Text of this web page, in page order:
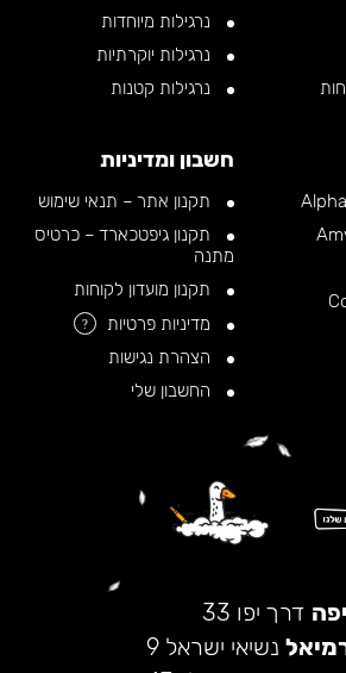
נרגילות מיוחדות
נרגילות יוקרתיות
נרגילות קטנות
חשבון ומדיניות
תקנון אתר – תנאי שימוש
תקנון גיפטכארד – כרטיס
מתנה
תקנון מועדון לקוחות
מדיניות פרטיות
?
הצהרת נגישות
החשבון שלי
דרך יפו 33
נשיאי ישראל 9